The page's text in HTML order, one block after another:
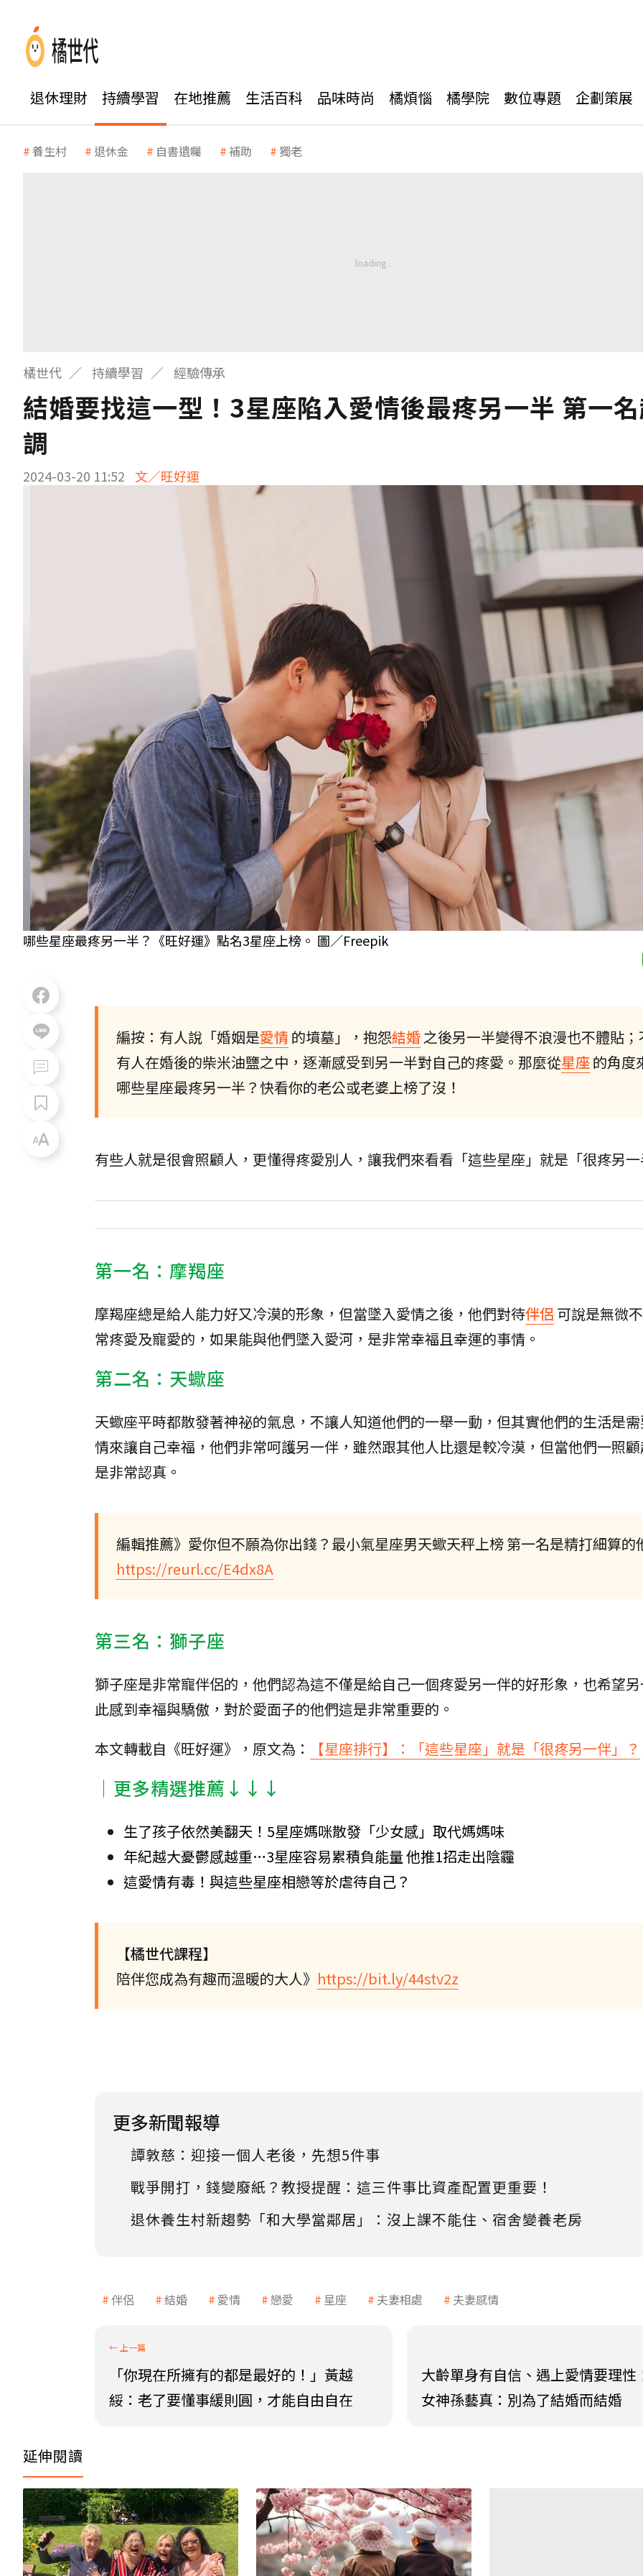
退休理財 持續學習 在地推薦 生活百科 品味時尚 橘煩惱 橘學院 數位專題 企劃策展
養生村 退休金 自書遺囑 補助 獨老
橘世代 持續學習 經驗傳承
結婚要找這一型！3星座陷入愛情後最疼另一半 第一
調
2024-03-20 11:52 文／旺好運
哪些星座最疼另一半？《旺好運》點名3星座上榜。 圖／Freepik
編按：有人說「婚姻是愛情的墳墓」，抱怨結婚之後另一半變得不浪漫也不體貼
有人在婚後的柴米油鹽之中，逐漸感受到另一半對自己的疼愛。那麼從星座的角度
哪些星座最疼另一半？快看你的老公或老婆上榜了沒！
有些人就是很會照顧人，更懂得疼愛別人，讓我們來看看「這些星座」就是「很疼另
第一名：摩羯座
摩羯座總是給人能力好又冷漠的形象，但當墜入愛情之後，他們對待伴侶 可說是無微
常疼愛及寵愛的，如果能與他們墜入愛河，是非常幸福且幸運的事情。
第二名：天蠍座
天蠍座平時都散發著神祕的氣息，不讓人知道他們的一舉一動，但其實他們的生活是
情來讓自己幸福，他們非常呵護另一伴，雖然跟其他人比還是較冷漠，但當他們一照
是非常認真。
編輯推薦》愛你但不願為你出錢？最小氣星座男天蠍天秤上榜 第一名是精打細算的
https://reurl.cc/E4dx8A
第三名：獅子座
獅子座是非常寵伴侶的，他們認為這不僅是給自己一個疼愛另一伴的好形象，也希望
此感到幸福與驕傲，對於愛面子的他們這是非常重要的。
本文轉載自《旺好運》，原文為：
【星座排行】：「這些星座」就是「很疼另一伴」？
│更多精選推薦↓↓↓
生了孩子依然美翻天！5星座媽咪散發「少女感」取代媽媽味
年紀越大憂鬱感越重…3星座容易累積負能量 他推1招走出陰霾
這愛情有毒！與這些星座相戀等於虐待自己？
【橘世代課程】
陪伴您成為有趣而溫暖的大人》 https://bit.ly/44stv2z
更多新聞報導
譚敦慈：迎接一個人老後，先想5件事
戰爭開打，錢變廢紙？教授提醒：這三件事比資產配置更重要！
退休養生村新趨勢「和大學當鄰居」：沒上課不能住、宿舍變養老房
伴侶 結婚 愛情 戀愛 星座 夫妻相處 夫妻感情
「你現在所擁有的都是最好的！」黃越
綏：老了要懂事緩則圓，才能自由自在
大齡單身有自信、遇上愛情要理性
女神孫藝真：別為了結婚而結婚
延伸閱讀